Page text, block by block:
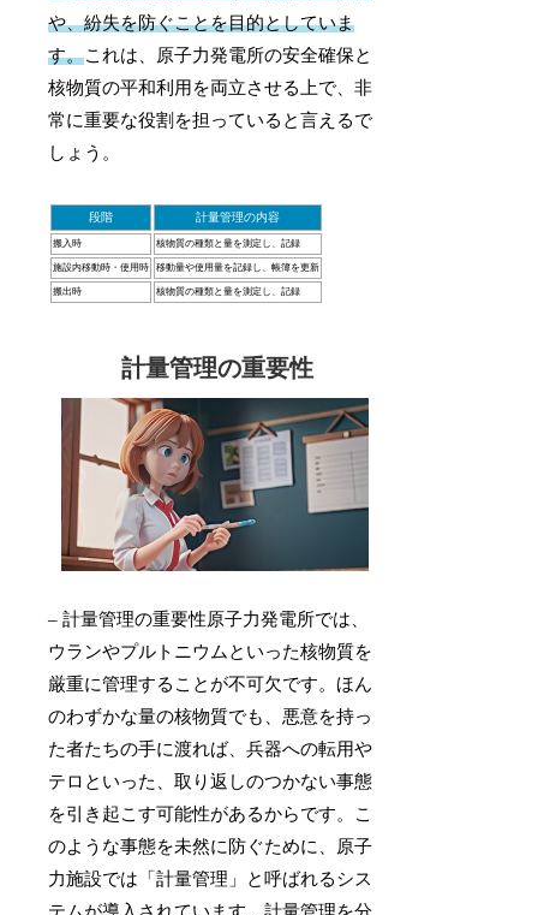
や、紛失を防ぐことを目的としていま
す。これは、原子力発電所の安全確保と
核物質の平和利用を両立させる上で、非
常に重要な役割を担っていると言えるで
しょう。
段階 計量管理の内容
搬入時 核物質の種類と量を測定し、記録
施設内移動時・使用時 移動量や使用量を記録し、帳簿を更新
搬出時 核物質の種類と量を測定し、記録
計量管理の重要性
– 計量管理の重要性原子力発電所では、
ウランやプルトニウムといった核物質を
厳重に管理することが不可欠です。ほん
のわずかな量の核物質でも、悪意を持っ
た者たちの手に渡れば、兵器への転用や
テロといった、取り返しのつかない事態
を引き起こす可能性があるからです。こ
のような事態を未然に防ぐために、原子
力施設では「計量管理」と呼ばれるシス
テムが導入されています。計量管理を分